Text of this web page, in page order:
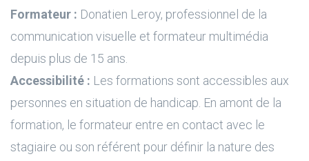
Formateur : Donatien Leroy, professionnel de la
communication visuelle et formateur multimédia
depuis plus de 15 ans.
Accessibilité : Les formations sont accessibles aux
personnes en situation de handicap. En amont de la
formation, le formateur entre en contact avec le
stagiaire ou son référent pour définir la nature des